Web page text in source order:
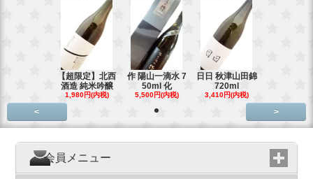
【超限定】北西
酒造 純米吟醸
1,980円(内税)
作 陽山一滴水 7
50ml 化
5,500円(内税)
日日 秋津山田錦
720ml
3,410円(内税)
< >
会員メニュー